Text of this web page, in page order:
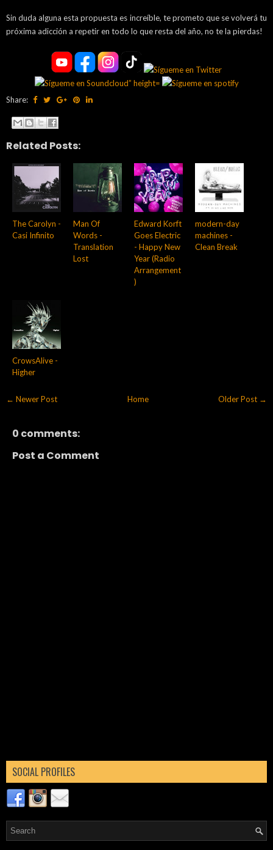
Sin duda alguna esta propuesta es increíble, te prometo que se volverá tu
próxima adicción a repetir en todo lo que resta del año, no te la pierdas!
Share:
Related Posts:
The Carolyn -
Casi Infinito
Man Of
Words -
Translation
Lost
Edward Korft
Goes Electric
- Happy New
Year (Radio
Arrangement
)
modern-day
machines -
Clean Break
CrowsAlive -
Higher
← Newer Post Older Post →
Home
0 comments:
Post a Comment
SOCIAL PROFILES